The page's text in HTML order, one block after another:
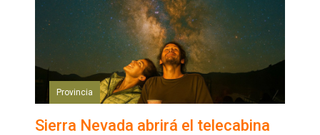
Provincia
Sierra Nevada abrirá el telecabina